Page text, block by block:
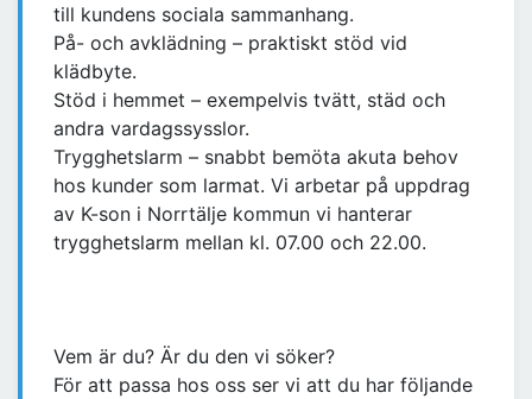
till kundens sociala sammanhang.
På- och avklädning – praktiskt stöd vid
klädbyte.
Stöd i hemmet – exempelvis tvätt, städ och
andra vardagssysslor.
Trygghetslarm – snabbt bemöta akuta behov
hos kunder som larmat. Vi arbetar på uppdrag
av K-son i Norrtälje kommun vi hanterar
trygghetslarm mellan kl. 07.00 och 22.00.
Vem är du? Är du den vi söker?
För att passa hos oss ser vi att du har följande